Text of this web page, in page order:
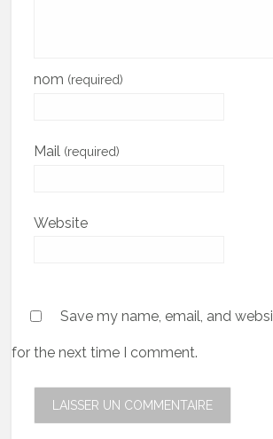
nom (required)
Mail (required)
Website
Save my name, email, and
for the next time I comment.